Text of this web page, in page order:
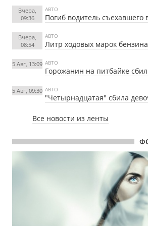
Вчера,
09:36
АВТО
Погиб водитель съехавшего
Вчера,
08:54
АВТО
Литр ходовых марок
5 Авг, 13:09 АВТО
Горожанин на питбайке
5 Авг, 09:30 АВТО
"Четырнадцатая" сбила
Все новости из ленты